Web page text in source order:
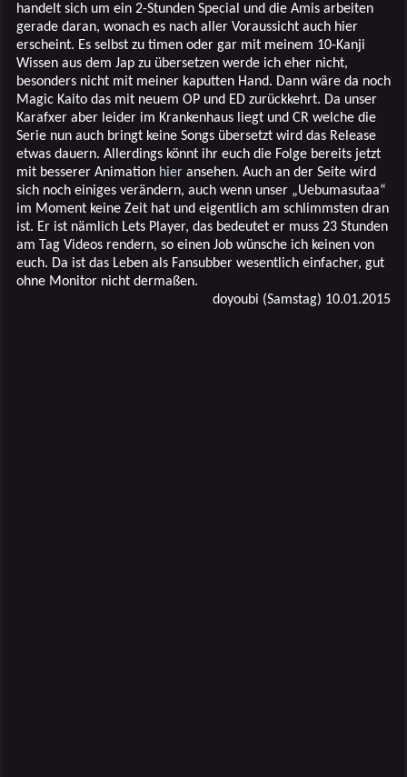
handelt sich um ein 2-Stunden Special und die Amis arbeiten
gerade daran, wonach es nach aller Voraussicht auch hier
erscheint. Es selbst zu timen oder gar mit meinem 10-Kanji
Wissen aus dem Jap zu übersetzen werde ich eher nicht,
besonders nicht mit meiner kaputten Hand. Dann wäre da noch
Magic Kaito das mit neuem OP und ED zurückkehrt. Da unser
Karafxer aber leider im Krankenhaus liegt und CR welche die
Serie nun auch bringt keine Songs übersetzt wird das Release
etwas dauern. Allerdings könnt ihr euch die Folge bereits jetzt
mit besserer Animation hier ansehen. Auch an der Seite wird
sich noch einiges verändern, auch wenn unser „Uebumasutaa“
im Moment keine Zeit hat und eigentlich am schlimmsten dran
ist. Er ist nämlich Lets Player, das bedeutet er muss 23 Stunden
am Tag Videos rendern, so einen Job wünsche ich keinen von
euch. Da ist das Leben als Fansubber wesentlich einfacher, gut
ohne Monitor nicht dermaßen.
doyoubi (Samstag) 10.01.2015